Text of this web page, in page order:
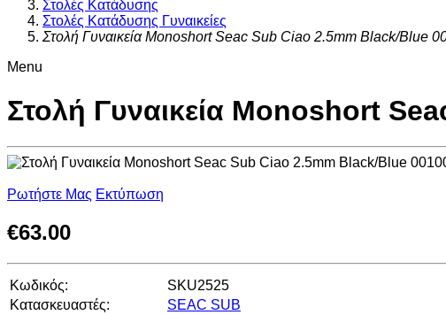
Στολές Κατάδυσης
Στολές Κατάδυσης Γυναικείες
Στολή Γυναικεία Monoshort Seac Sub Ciao 2.5mm Black/Blue
Menu
Στολή Γυναικεία Monoshort
Ρωτήστε Μας Εκτύπωση
€63.00
Κωδικός:
SKU2525
Κατασκευαστές:
SEAC SUB